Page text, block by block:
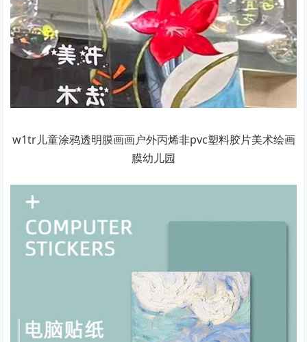
w1tr儿童涂鸦透明膜画画户外丙烯非pvc塑料胶片美术绘画
膜幼儿园